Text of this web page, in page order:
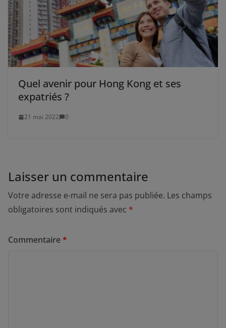
Quel avenir pour Hong Kong et ses
expatriés ?
21 mai 2022 0
Laisser un commentaire
Votre adresse e-mail ne sera pas publiée. Les champs
obligatoires sont indiqués avec *
Commentaire*